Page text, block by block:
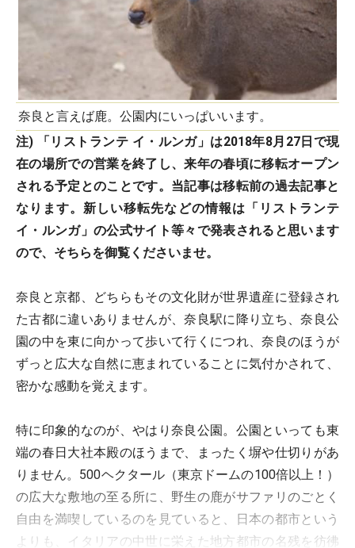
奈良と言えば鹿。公園内にいっぱいいます。
注) 「リストランテ イ・ルンガ」は2018年8月27日で現
在の場所での営業を終了し、来年の春頃に移転オープン
される予定とのことです。当記事は移転前の過去記事と
なります。新しい移転先などの情報は「リストランテ
イ・ルンガ」の公式サイト等々で発表されると思います
ので、そちらを御覧くださいませ。
奈良と京都、どちらもその文化財が世界遺産に登録され
た古都に違いありませんが、奈良駅に降り立ち、奈良公
園の中を東に向かって歩いて行くにつれ、奈良のほうが
ずっと広大な自然に恵まれていることに気付かされて、
密かな感動を覚えます。
特に印象的なのが、やはり奈良公園。公園といっても東
端の春日大社本殿のほうまで、まったく塀や仕切りがあ
りません。500ヘクタール（東京ドームの100倍以上！）
の広大な敷地の至る所に、野生の鹿がサファリのごとく
自由を満喫しているのを見ていると、日本の都市という
よりも、イタリアの中世に栄えた地方都市の名残を彷彿